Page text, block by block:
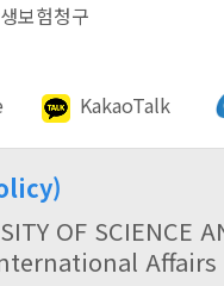
보험청구
KakaoTalk
OF SCIENCE
Affairs